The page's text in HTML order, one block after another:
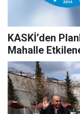
KASKİ’den
Mahalle